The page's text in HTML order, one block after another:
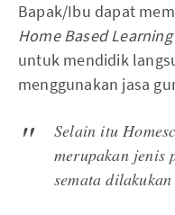
Bapak/Ibu dapat
Home Based Learning
untuk mendidik
menggunakan jasa
Selain itu
merupakan jenis
semata